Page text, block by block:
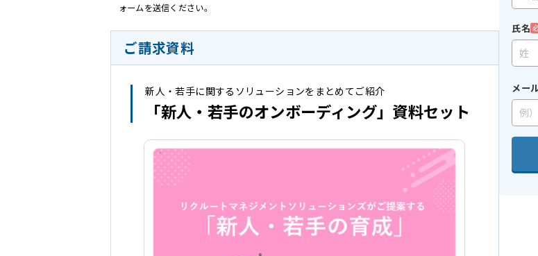
ォームを送信ください。
ご請求資料
新人・若手に関するソリューションをまとめてご紹介
「新人・若手のオンボーディング」資料セット
氏名
メー